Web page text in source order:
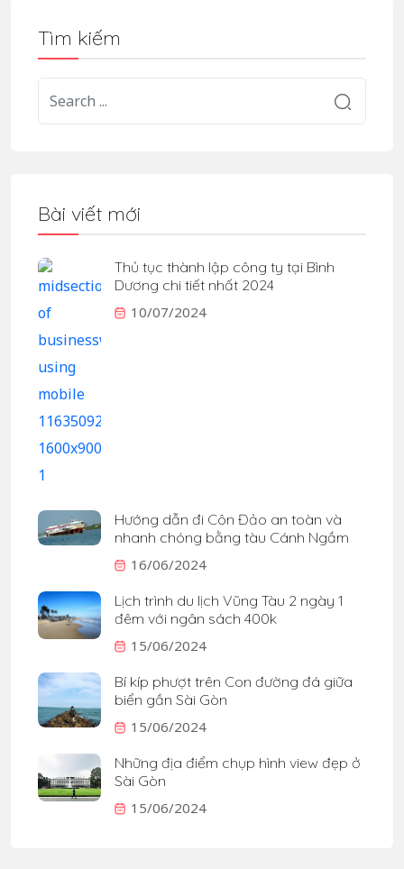
Tìm kiếm
Bài viết mới
Thủ tục thành lập công ty tại Bình
Dương chi tiết nhất 2024
10/07/2024
Hướng dẫn đi Côn Đảo an toàn và
nhanh chóng bằng tàu Cánh Ngầm
16/06/2024
Lịch trình du lịch Vũng Tàu 2 ngày 1
đêm với ngân sách 400k
15/06/2024
Bí kíp phượt trên Con đường đá giữa
biển gần Sài Gòn
15/06/2024
Những địa điểm chụp hình view đẹp ở
Sài Gòn
15/06/2024